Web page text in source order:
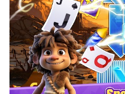
PC端的大螢幕和高畫質畫
TriPeaks紙牌原始農場是
於最受歡迎和經典的
您將在手機或平板電腦上
增加了許多新功能。